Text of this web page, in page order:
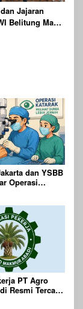
Jajaran
Belitung Masa
dan YSBB
Operasi
PT Agro
Resmi Tercatat